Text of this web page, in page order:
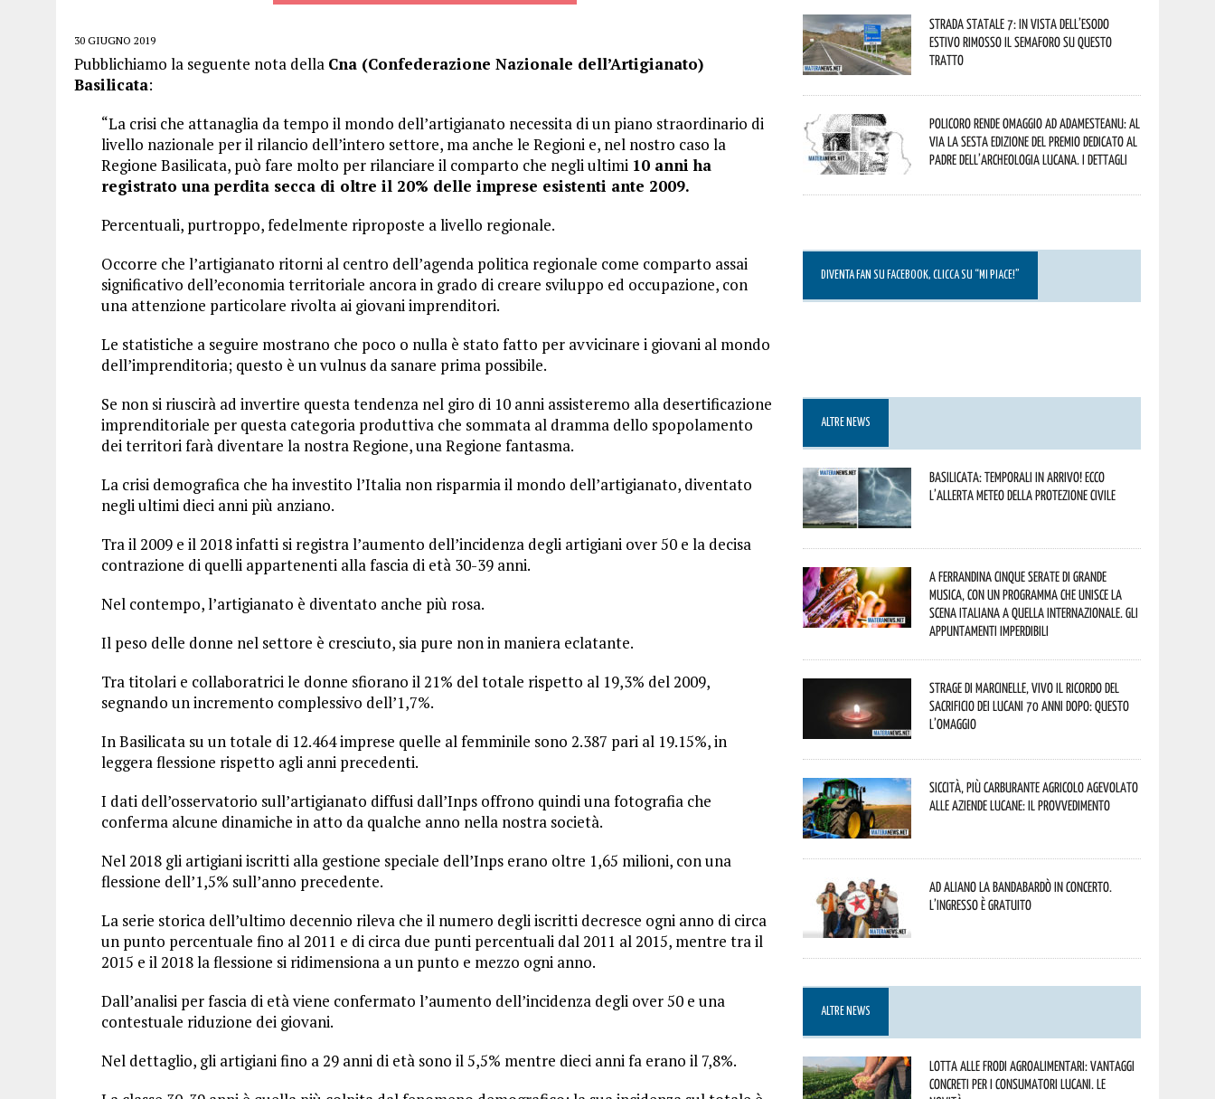
30 GIUGNO 2019
Pubblichiamo la seguente nota della Cna (Confederazione Nazionale dell’Artigianato)
Basilicata:
“La crisi che attanaglia da tempo il mondo dell’artigianato necessita di un piano straordinario di
livello nazionale per il rilancio dell’intero settore, ma anche le Regioni e, nel nostro caso la
Regione Basilicata, può fare molto per rilanciare il comparto che negli ultimi 10 anni ha
registrato una perdita secca di oltre il 20% delle imprese esistenti ante 2009.
Percentuali, purtroppo, fedelmente riproposte a livello regionale.
Occorre che l’artigianato ritorni al centro dell’agenda politica regionale come comparto assai
significativo dell’economia territoriale ancora in grado di creare sviluppo ed occupazione, con
una attenzione particolare rivolta ai giovani imprenditori.
Le statistiche a seguire mostrano che poco o nulla è stato fatto per avvicinare i giovani al mondo
dell’imprenditoria; questo è un vulnus da sanare prima possibile.
Se non si riuscirà ad invertire questa tendenza nel giro di 10 anni assisteremo alla desertificazione
imprenditoriale per questa categoria produttiva che sommata al dramma dello spopolamento
dei territori farà diventare la nostra Regione, una Regione fantasma.
La crisi demografica che ha investito l’Italia non risparmia il mondo dell’artigianato, diventato
negli ultimi dieci anni più anziano.
Tra il 2009 e il 2018 infatti si registra l’aumento dell’incidenza degli artigiani over 50 e la decisa
contrazione di quelli appartenenti alla fascia di età 30-39 anni.
Nel contempo, l’artigianato è diventato anche più rosa.
Il peso delle donne nel settore è cresciuto, sia pure non in maniera eclatante.
Tra titolari e collaboratrici le donne sfiorano il 21% del totale rispetto al 19,3% del 2009,
segnando un incremento complessivo dell’1,7%.
In Basilicata su un totale di 12.464 imprese quelle al femminile sono 2.387 pari al 19.15%, in
leggera flessione rispetto agli anni precedenti.
I dati dell’osservatorio sull’artigianato diffusi dall’Inps offrono quindi una fotografia che
conferma alcune dinamiche in atto da qualche anno nella nostra società.
Nel 2018 gli artigiani iscritti alla gestione speciale dell’Inps erano oltre 1,65 milioni, con una
flessione dell’1,5% sull’anno precedente.
La serie storica dell’ultimo decennio rileva che il numero degli iscritti decresce ogni anno di circa
un punto percentuale fino al 2011 e di circa due punti percentuali dal 2011 al 2015, mentre tra il
2015 e il 2018 la flessione si ridimensiona a un punto e mezzo ogni anno.
Dall’analisi per fascia di età viene confermato l’aumento dell’incidenza degli over 50 e una
contestuale riduzione dei giovani.
Nel dettaglio, gli artigiani fino a 29 anni di età sono il 5,5% mentre dieci anni fa erano il 7,8%.
Strada statale 7: in vista dell’esodo
estivo rimosso il semaforo su questo
tratto
Policoro rende omaggio ad Adamesteanu: al
via la sesta edizione del Premio dedicato al
padre dell’archeologia lucana. I dettagli
DIVENTA FAN SU FACEBOOK, CLICCA SU “MI PIACE!”
ALTRE NEWS
Basilicata: temporali in arrivo! Ecco
l’allerta meteo della Protezione civile
A Ferrandina cinque serate di grande
musica, con un programma che unisce la
scena italiana a quella internazionale. Gli
appuntamenti imperdibili
Strage di Marcinelle, vivo il ricordo del
sacrificio dei lucani 70 anni dopo: questo
l’omaggio
Siccità, più carburante agricolo agevolato
alle aziende lucane: il provvedimento
Ad Aliano la Bandabardò in concerto.
L’ingresso è gratuito
ALTRE NEWS
Lotta alle frodi agroalimentari: vantaggi
concreti per i consumatori lucani. Le